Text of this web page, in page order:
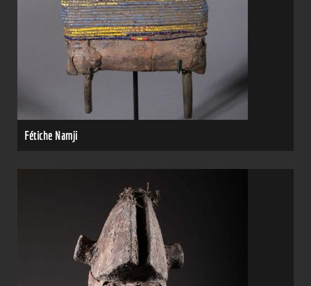
Fétiche Namji